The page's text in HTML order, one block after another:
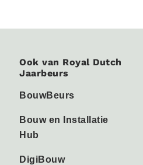
Ook van Royal Dutch
Jaarbeurs
BouwBeurs
Bouw en Installatie
Hub
DigiBouw